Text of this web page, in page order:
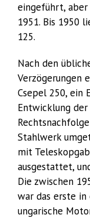
eingeführt, aber
1951. Bis 1950
125.
Nach den
Verzögerungen
Csepel 250, ein
Entwicklung
Stahlwerk
mit
ausgestattet,
Die zwischen
war das erste
ungarische